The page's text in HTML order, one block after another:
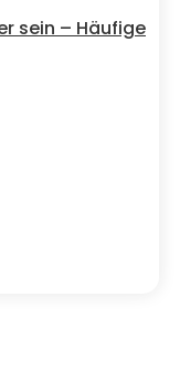
sein – Häufige